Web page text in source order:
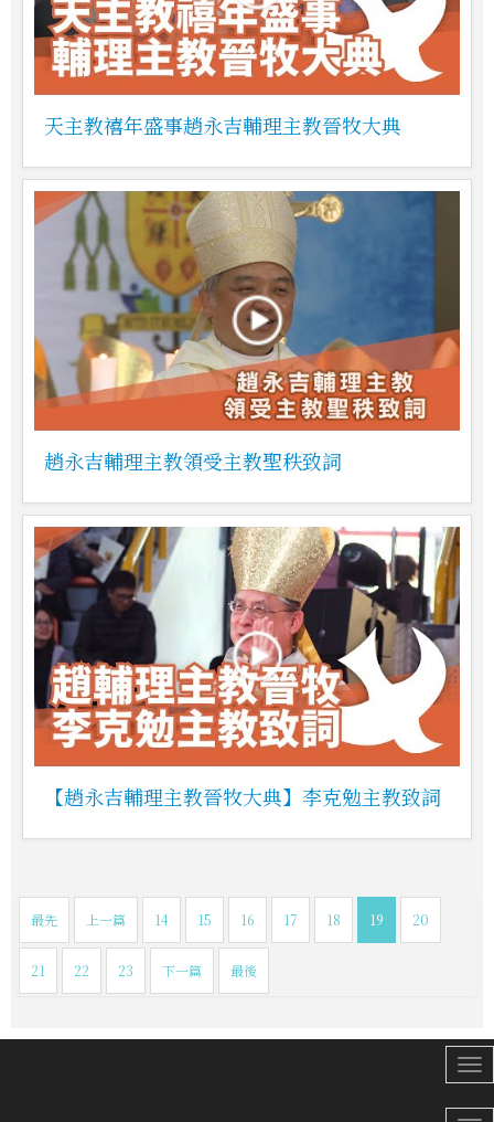
天主教禧年盛事趙永吉輔理主教晉牧大典
趙永吉輔理主教領受主教聖秩致詞
【趙永吉輔理主教晉牧大典】李克勉主教致詞
最先 上一篇 14 15 16 17 18 19 20
21 22 23 下一篇 最後